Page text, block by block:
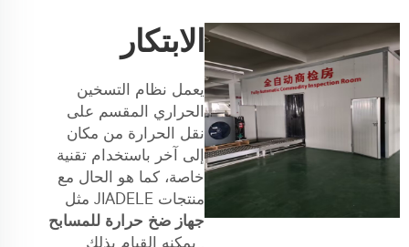
الابتكار
يعمل نظام التسخين
الحراري المقسم على
نقل الحرارة من مكان
إلى آخر باستخدام تقنية
خاصة، كما هو الحال مع
منتجات JIADELE مثل
جهاز ضخ حرارة للمسابح
. يمكنه القيام بذلك